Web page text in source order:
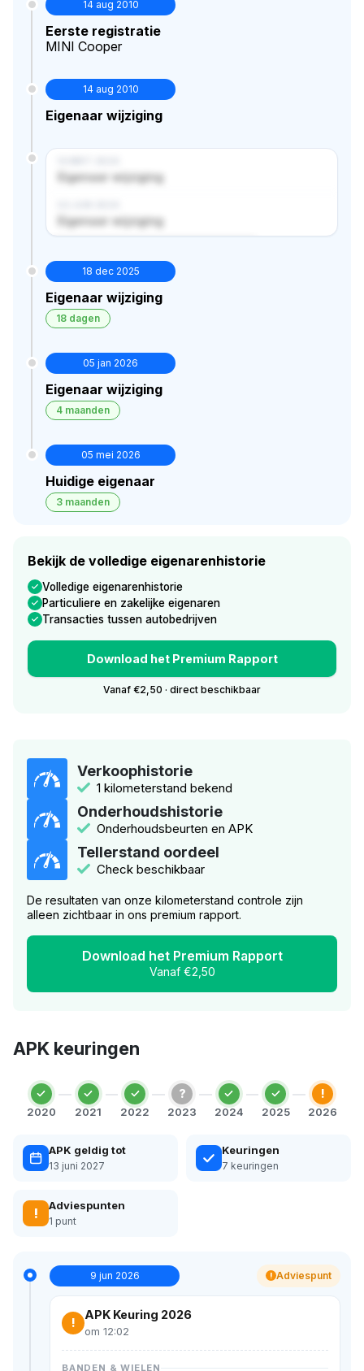
14 aug 2010
Eerste registratie
MINI Cooper
14 aug 2010
Eigenaar wijziging
Eigenaar wijziging
Eigenaar wijziging
18 dec 2025
Eigenaar wijziging
18 dagen
05 jan 2026
Eigenaar wijziging
4 maanden
05 mei 2026
Huidige eigenaar
3 maanden
Bekijk de volledige eigenarenhistorie
Volledige eigenarenhistorie
Particuliere en zakelijke eigenaren
Transacties tussen autobedrijven
Download het Premium Rapport
Vanaf €2,50 · direct beschikbaar
Verkoophistorie
1 kilometerstand bekend
Onderhoudshistorie
Onderhoudsbeurten en APK
Tellerstand oordeel
Check beschikbaar
De resultaten van onze kilometerstand controle zijn
alleen zichtbaar in ons premium rapport.
Download het Premium Rapport
Vanaf €2,50
APK keuringen
2020 2021 2022
?
2023 2024 2025
!
2026
APK geldig tot
13 juni 2027
Keuringen
7 keuringen
! Adviespunten
1 punt
9 jun 2026 ! Adviespunt
!
APK Keuring 2026
om 12:02
BANDEN & WIELEN